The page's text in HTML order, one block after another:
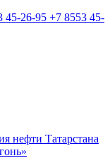
45-26-95 +7 8553 45-
нефти Татарстана